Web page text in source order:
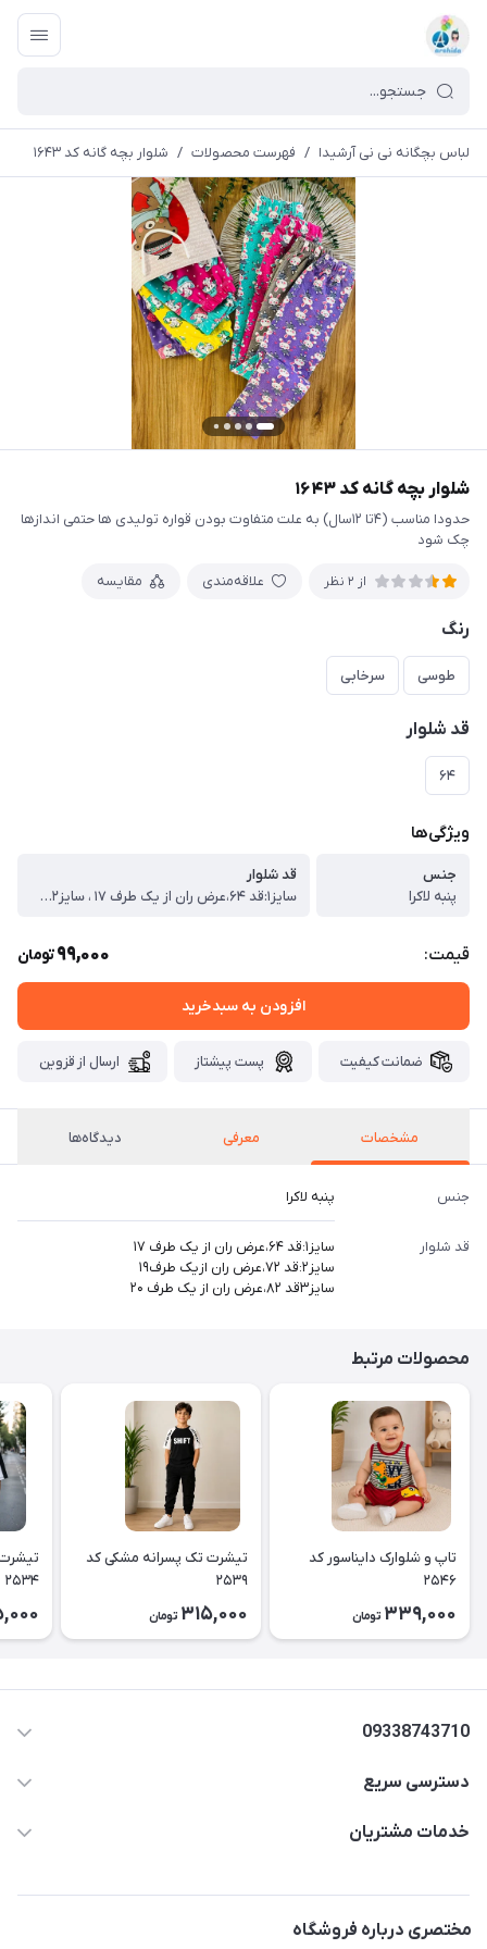
لباس بچگانه نی نی آرشیدا / فهرست محصولات / شلوار بچه گانه کد ۱۶۴۳
شلوار بچه گانه کد ۱۶۴۳
حدودا مناسب (۴تا ۱۲سال) به علت متفاوت بودن قواره تولیدی ها حتمی اندازها
چک شود
از 2 نظر علاقه‌مندی مقایسه
رنگ
طوسی سرخابی
قد شلوار
۶۴
ویژگی‌ها
جنس
پنبه لاکرا
قد شلوار
سایز۱:قد ۶۴،عرض ران از یک طرف ۱۷ ، سایز۲:قد ۷۲،عرض ران ازیک طرف۱۹ ، سایز۳قد ۸۲،عرض ران از یک طرف ۲۰
قیمت: 99,000تومان
افزودن به سبدخرید
ضمانت کیفیت پست پیشتاز ارسال از قزوین
مشخصات معرفی دیدگاه‌ها
جنس پنبه لاکرا
قد شلوار
سایز۱:قد ۶۴،عرض ران از یک طرف ۱۷
سایز۲:قد ۷۲،عرض ران ازیک طرف۱۹
سایز۳قد ۸۲،عرض ران از یک طرف ۲۰
محصولات مرتبط
تاپ و شلوارک دایناسور کد
۲۵۴۶
339,000 تومان
تیشرت تک پسرانه مشکی کد
۲۵۳۹
315,000 تومان
۲۵۳۴
09338743710
دسترسی سریع
حساب کاربری
لیست محصولات
درباره ما
خدمات مشتریان
مختصری درباره فروشگاه